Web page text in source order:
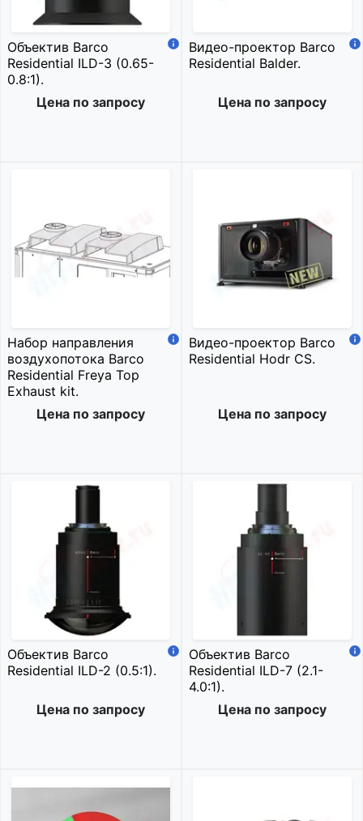
Объектив Barco
Residential ILD-3 (0.65-
0.8:1).
Цена по запросу
Видео-проектор Barco
Residential Balder.
Цена по запросу
Набор направления
воздухопотока Barco
Residential Freya Top
Exhaust kit.
Цена по запросу
Видео-проектор Barco
Residential Hodr CS.
Цена по запросу
Объектив Barco
Residential ILD-2 (0.5:1).
Цена по запросу
Объектив Barco
Residential ILD-7 (2.1-
4.0:1).
Цена по запросу